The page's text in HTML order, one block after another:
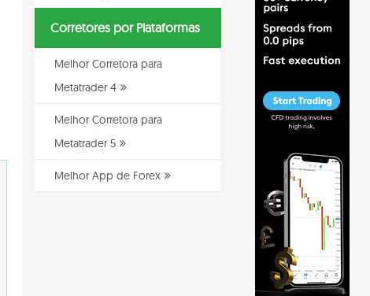
Corretores por Plataformas
Melhor Corretora para
Metatrader 4
Melhor Corretora para
Metatrader 5
Melhor App de Forex